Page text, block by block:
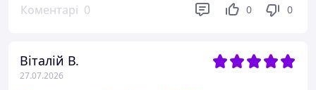
Коментарі 0 0 0
Віталій В.
27.07.2026